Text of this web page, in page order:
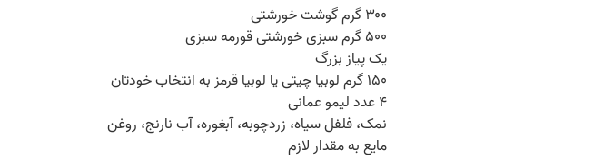
۳۰۰ گرم گوشت خورشتی
۵۰۰ گرم سبزی خورشتی قورمه سبزی
یک پیاز بزرگ
۱۵۰ گرم لوبیا چیتی یا لوبیا قرمز به انتخاب خودتان
۴ عدد لیمو عمانی
نمک، فلفل سیاه، زردچوبه، آبغوره، آب نارنج، روغن
مایع به مقدار لازم